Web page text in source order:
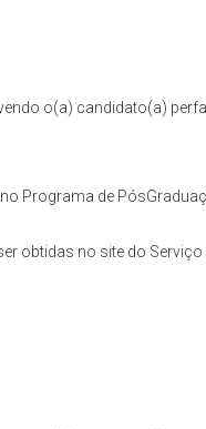
o(a) candidato(a)
Programa de
obtidas no site do